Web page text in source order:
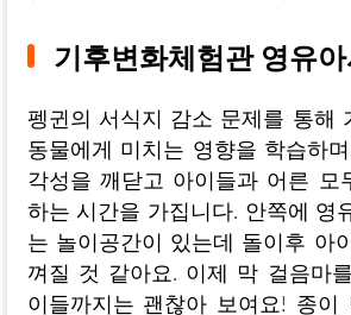
기후변화체험관 영유
펭귄의 서식지 감소 문제를 통해
동물에게 미치는 영향을 학습하
각성을 깨닫고 아이들과 어른 모
하는 시간을 가집니다. 안쪽에 영
는 놀이공간이 있는데 돌이후 아
껴질 것 같아요. 이제 막 걸음마
이들까지는 괜찮아 보여요! 종이